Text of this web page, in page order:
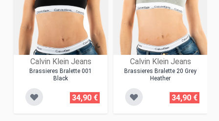
Calvin Klein Jeans
Brassieres Bralette 001
Black
34,90 €
Calvin Klein Jeans
Brassieres Bralette 20 Grey
Heather
34,90 €